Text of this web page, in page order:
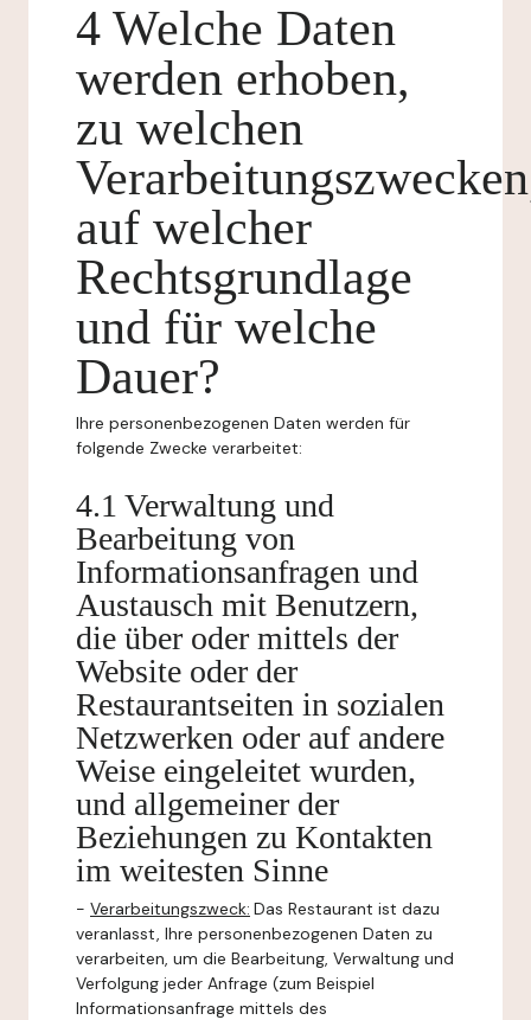
4 Welche Daten
werden erhoben,
zu welchen
auf welcher
Rechtsgrundlage
und für welche
Dauer?
Ihre personenbezogenen Daten werden für
folgende Zwecke verarbeitet:
4.1 Verwaltung und
Bearbeitung von
Informationsanfragen und
Austausch mit Benutzern,
die über oder mittels der
Website oder der
Restaurantseiten in sozialen
Netzwerken oder auf andere
Weise eingeleitet wurden,
und allgemeiner der
Beziehungen zu Kontakten
im weitesten Sinne
- Verarbeitungszweck: Das Restaurant ist dazu
veranlasst, Ihre personenbezogenen Daten zu
verarbeiten, um die Bearbeitung, Verwaltung und
Verfolgung jeder Anfrage (zum Beispiel
Informationsanfrage mittels des